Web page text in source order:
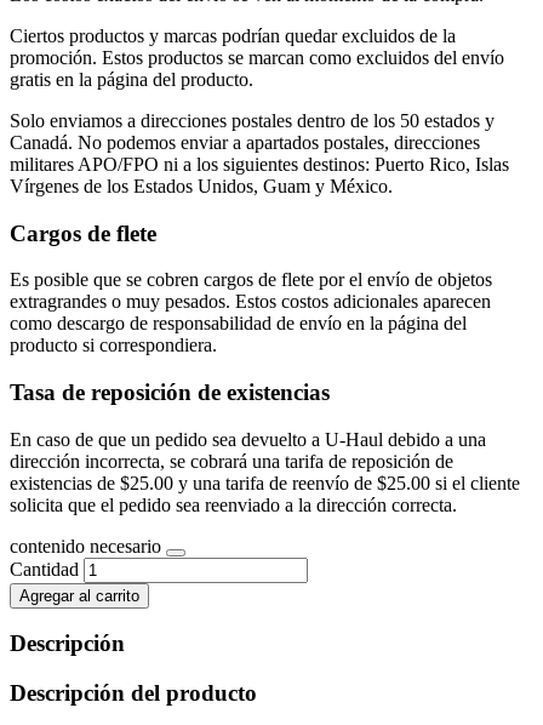
Ciertos productos y marcas podrían quedar excluidos de la
promoción. Estos productos se marcan como excluidos del envío
gratis en la página del producto.
Solo enviamos a direcciones postales dentro de los 50 estados y
Canadá. No podemos enviar a apartados postales, direcciones
militares APO/FPO ni a los siguientes destinos: Puerto Rico, Islas
Vírgenes de los Estados Unidos, Guam y México.
Cargos de flete
Es posible que se cobren cargos de flete por el envío de objetos
extragrandes o muy pesados. Estos costos adicionales aparecen
como descargo de responsabilidad de envío en la página del
producto si correspondiera.
Tasa de reposición de existencias
En caso de que un pedido sea devuelto a U-Haul debido a una
dirección incorrecta, se cobrará una tarifa de reposición de
existencias de $25.00 y una tarifa de reenvío de $25.00 si el cliente
solicita que el pedido sea reenviado a la dirección correcta.
contenido necesario
Cantidad
Agregar al carrito
Descripción
Descripción del producto